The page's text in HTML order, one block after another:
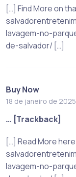
[…] Find More on
lavagem-no-
de-salvador/ […]
Buy Now
18 de janeiro de 2025
… [Trackback]
[…] Read More
lavagem-no-